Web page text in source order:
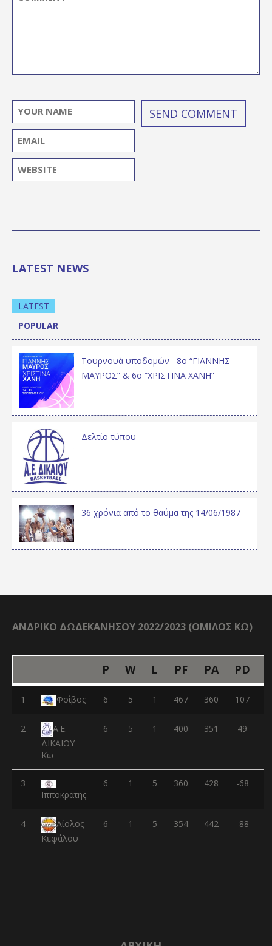
LATEST NEWS
LATEST
POPULAR
Τουρνουά υποδομών– 8ο “ΓΙΑΝΝΗΣ
ΜΑΥΡΟΣ” & 6ο “ΧΡΙΣΤΙΝΑ ΧΑΝΗ”
Δελτίο τύπου
36 χρόνια από το θαύμα της 14/06/1987
ΑΝΔΡΙΚΟ ΔΩΔΕΚΑΝΗΣΟΥ 2022/2023 (ΟΜΙΛΟΣ ΚΩ)
P W L PF PA PD
1 Φοίβος 6 5 1 467 360 107
2
Α.Ε.
ΔΙΚΑΙΟΥ
Κω
6 5 1 400 351 49
3
Ιπποκράτης
6 1 5 360 428 -68
4
Αίολος
Κεφάλου
6 1 5 354 442 -88